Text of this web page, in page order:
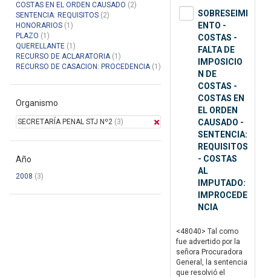
COSTAS EN EL ORDEN CAUSADO (2)
SENTENCIA: REQUISITOS (2)
HONORARIOS (1)
PLAZO (1)
QUERELLANTE (1)
RECURSO DE ACLARATORIA(1)
RECURSO DE CASACION: PROCEDENCIA(1)
Organismo
SECRETARÍA PENAL STJ Nº2 (3)
Año
2008 (3)
SOBRESEIMI
ENTO -
COSTAS -
FALTA DE
IMPOSICIO
N DE
COSTAS -
COSTAS EN
EL ORDEN
CAUSADO -
SENTENCIA:
REQUISITOS
- COSTAS
AL
IMPUTADO:
IMPROCEDE
NCIA
<48040> Tal como
fue advertido por la
señora Procuradora
General, la sentencia
que resolvió el